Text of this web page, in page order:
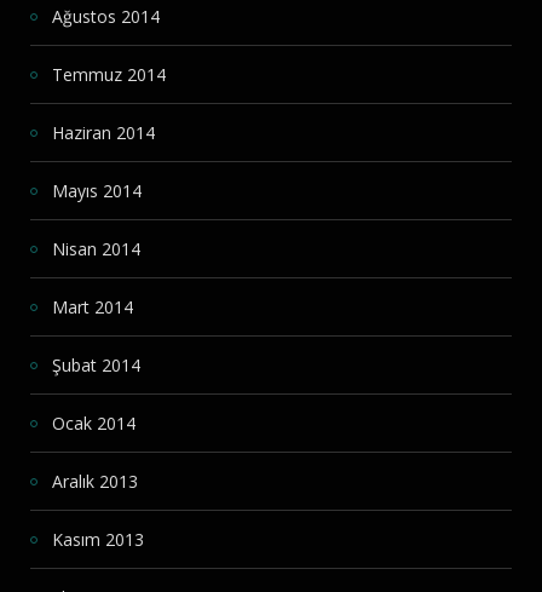
Ağustos 2014
Temmuz 2014
Haziran 2014
Mayıs 2014
Nisan 2014
Mart 2014
Şubat 2014
Ocak 2014
Aralık 2013
Kasım 2013